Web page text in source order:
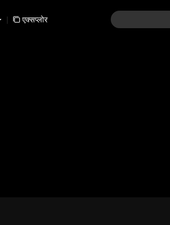
| एक्सप्लोर